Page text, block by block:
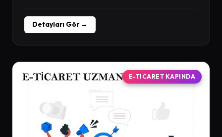
Detayları Gör →
E-TICARET KAPINDA